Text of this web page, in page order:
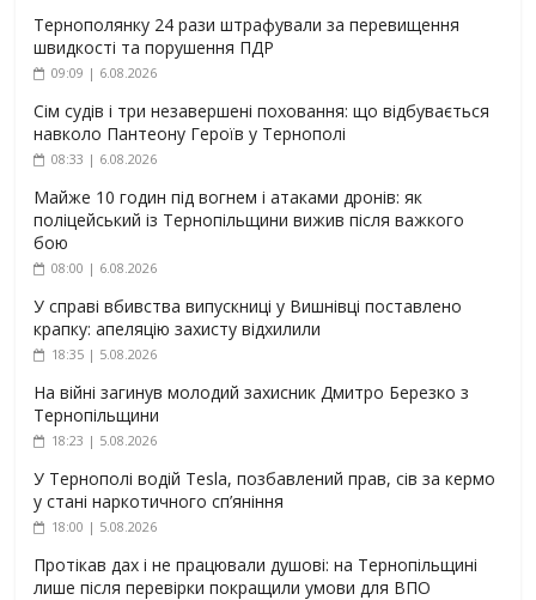
Тернополянку 24 рази штрафували за перевищення
швидкості та порушення ПДР
09:09 | 6.08.2026
Сім судів і три незавершені поховання: що відбувається
навколо Пантеону Героїв у Тернополі
08:33 | 6.08.2026
Майже 10 годин під вогнем і атаками дронів: як
поліцейський із Тернопільщини вижив після важкого
бою
08:00 | 6.08.2026
У справі вбивства випускниці у Вишнівці поставлено
крапку: апеляцію захисту відхилили
18:35 | 5.08.2026
На війні загинув молодий захисник Дмитро Березко з
Тернопільщини
18:23 | 5.08.2026
У Тернополі водій Tesla, позбавлений прав, сів за кермо
у стані наркотичного сп’яніння
18:00 | 5.08.2026
Протікав дах і не працювали душові: на Тернопільщині
лише після перевірки покращили умови для ВПО